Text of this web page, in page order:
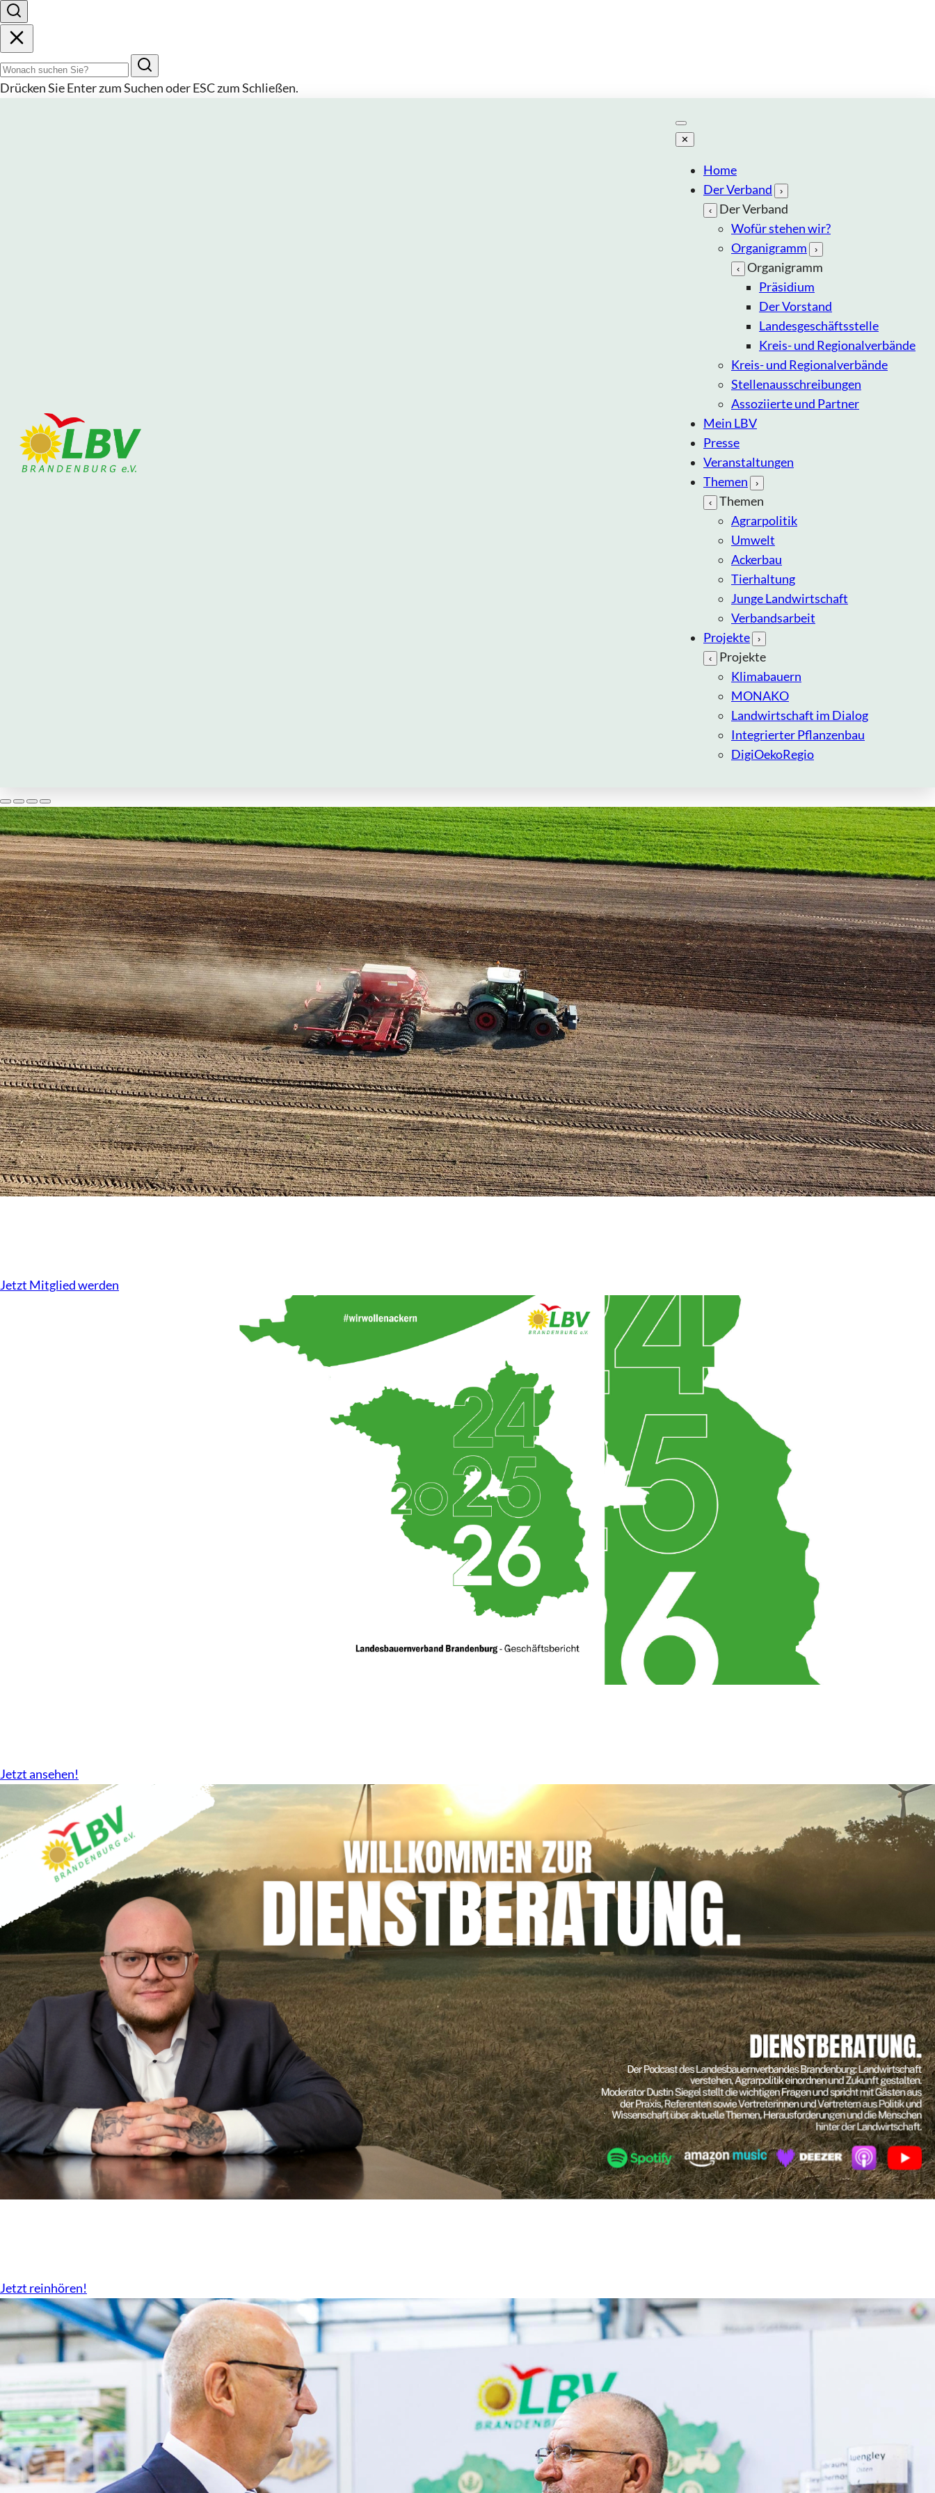
Suchbegriff
Drücken SieEnterzum Suchen oderESCzum Schließen.
✕
Home
Der Verband
›
‹
Der Verband
Wofür stehen wir?
Organigramm
›
‹
Organigramm
Präsidium
Der Vorstand
Landesgeschäftsstelle
Kreis- und Regionalverbände
Kreis- und Regionalverbände
Stellenausschreibungen
Assoziierte und Partner
Mein LBV
Presse
Veranstaltungen
Themen
›
‹
Themen
Agrarpolitik
Umwelt
Ackerbau
Tierhaltung
Junge Landwirtschaft
Verbandsarbeit
Projekte
›
‹
Projekte
Klimabauern
MONAKO
Landwirtschaft im Dialog
Integrierter Pflanzenbau
DigiOekoRegio
Jetzt Mitglied werden
Jetzt ansehen!
Jetzt reinhören!